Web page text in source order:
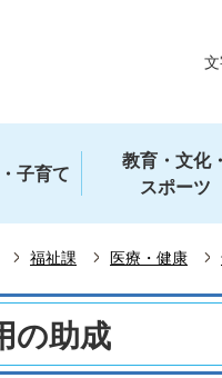
子育て
教育・文化・
スポーツ
福祉課 医療・健康
の助成